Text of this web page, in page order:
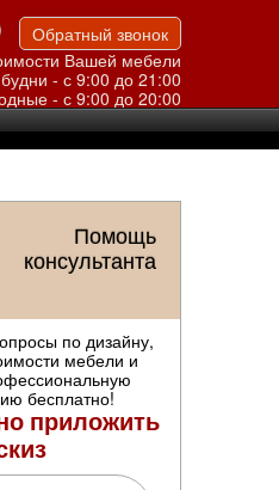
Обратный звонок
Вашей мебели
- с 9:00 до 21:00
- с 9:00 до 20:00
Помощь
консультанта
по дизайну,
мебели и
бесплатно!
приложить